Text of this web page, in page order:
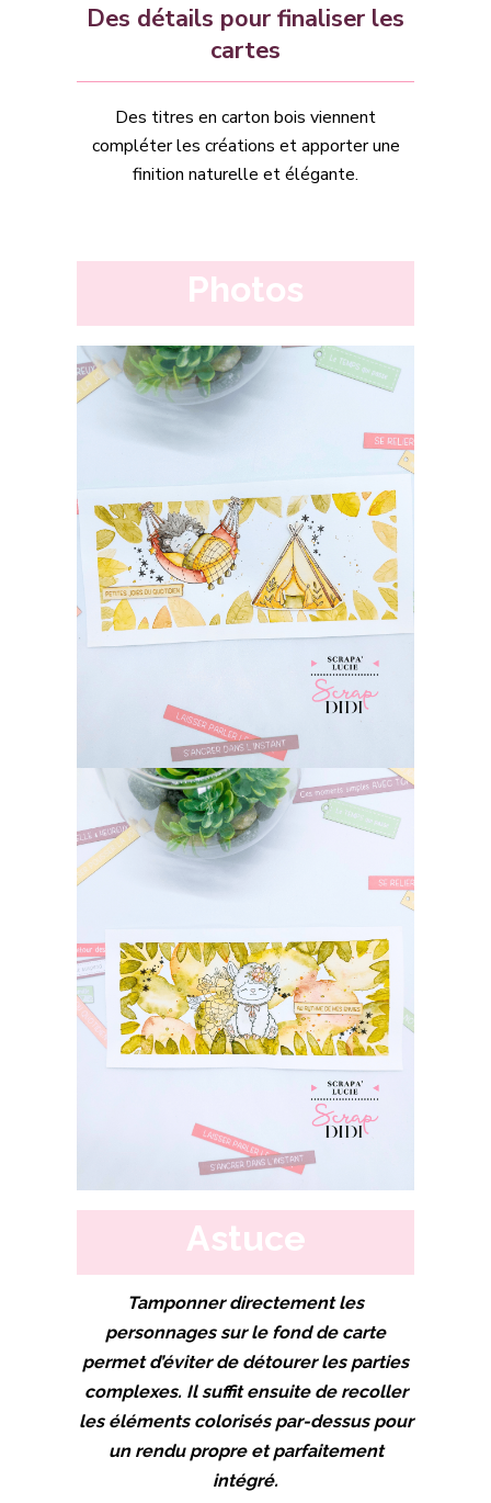
Des détails pour finaliser les
cartes
Des titres en carton bois viennent
compléter les créations et apporter une
finition naturelle et élégante.
Photos
Astuce
Tamponner directement les
personnages sur le fond de carte
permet d’éviter de détourer les parties
complexes. Il suffit ensuite de recoller
les éléments colorisés par-dessus pour
un rendu propre et parfaitement
intégré.